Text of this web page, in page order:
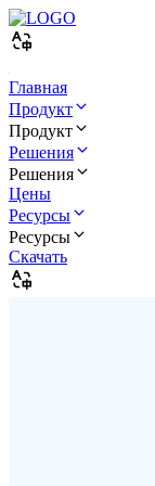
Главная
Продукт
Продукт
Решения
Решения
Цены
Ресурсы
Ресурсы
Скачать